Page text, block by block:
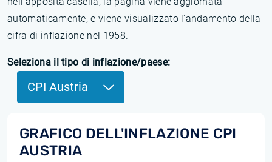
automaticamente, e viene visualizzato l'andamento della
cifra di inflazione nel 1958.
Seleziona il tipo di inflazione/paese:
CPI Austria
GRAFICO DELL'INFLAZIONE CPI
AUSTRIA